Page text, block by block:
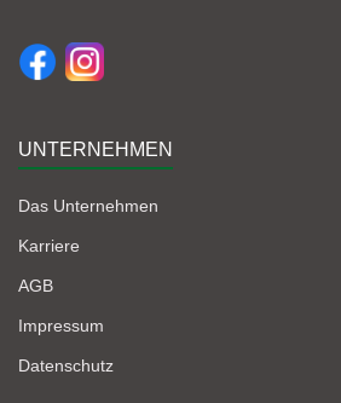
UNTERNEHMEN
Das Unternehmen
Karriere
AGB
Impressum
Datenschutz